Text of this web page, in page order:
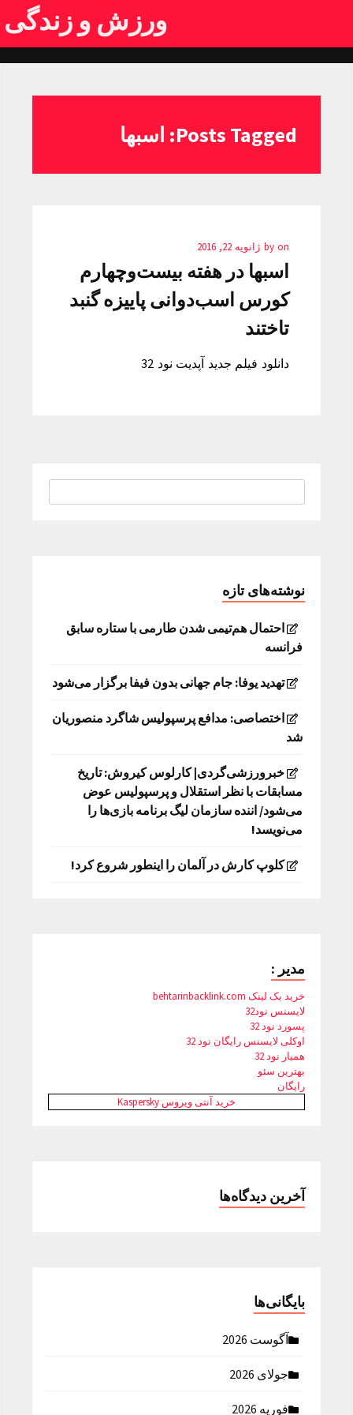
ورزش و زندگی
Posts Tagged: اسبها
by on ژانویه 22, 2016
اسبها در هفته بیست‌و‌چهارم
کورس اسب‌دوانی پاییزه گنبد
تاختند
دانلود فیلم جدید آپدیت نود 32
نوشته‌های تازه
احتمال هم‌تیمی شدن طارمی با ستاره سابق
فرانسه
تهدید یوفا: جام جهانی بدون فیفا برگزار می‌شود
اختصاصی: مدافع پرسپولیس شاگرد منصوریان
شد
خبرورزشی‌گردی| کارلوس کیروش: تاریخ
مسابقات با نظر استقلال و پرسپولیس عوض
می‌شود/ اننده سازمان لیگ برنامه بازی‌ها را
می‌نویسد!
کلوپ کارش در آلمان را اینطور شروع کرد!
مدیر :
خرید بک لینک behtarinbacklink.com
لایسنس نود32
پسورد نود 32
اوکلی لایسنس رایگان نود 32
همیار نود 32
بهترین سئو
رایگان
خرید آنتی ویروس Kaspersky
آخرین دیدگاه‌ها
بایگانی‌ها
آگوست 2026
جولای 2026
فوریه 2026